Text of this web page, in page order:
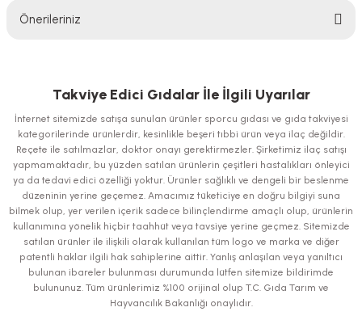
Önerileriniz
iletebilirsiniz.
Görüş ve önerileriniz için teşekkür ederiz.
Ürün resmi kalitesiz, bozuk veya görüntülenemiyor.
Ürün açıklamasında eksik bilgiler bulunuyor.
Ürün bilgilerinde hatalar bulunuyor.
Ürün fiyatı diğer sitelerden daha pahalı.
Bu ürüne benzer farklı alternatifler olmalı.
Takviye Edici Gıdalar İle İlgili Uyarılar
İnternet sitemizde satışa sunulan ürünler sporcu gıdası ve gıda takviyesi
kategorilerinde ürünlerdir, kesinlikle beşeri tıbbi ürün veya ilaç değildir.
Reçete ile satılmazlar, doktor onayı gerektirmezler. Şirketimiz ilaç satışı
yapmamaktadır, bu yüzden satılan ürünlerin çeşitleri hastalıkları önleyici
ya da tedavi edici özelliği yoktur. Ürünler sağlıklı ve dengeli bir beslenme
düzeninin yerine geçemez. Amacımız tüketiciye en doğru bilgiyi suna
bilmek olup, yer verilen içerik sadece bilinçlendirme amaçlı olup, ürünlerin
kullanımına yönelik hiçbir taahhüt veya tavsiye yerine geçmez. Sitemizde
satılan ürünler ile ilişkili olarak kullanılan tüm logo ve marka ve diğer
patentli haklar ilgili hak sahiplerine aittir. Yanlış anlaşılan veya yanıltıcı
bulunan ibareler bulunması durumunda lütfen sitemize bildirimde
bulununuz. Tüm ürünlerimiz %100 orijinal olup T.C. Gıda Tarım ve
Hayvancılık Bakanlığı onaylıdır.